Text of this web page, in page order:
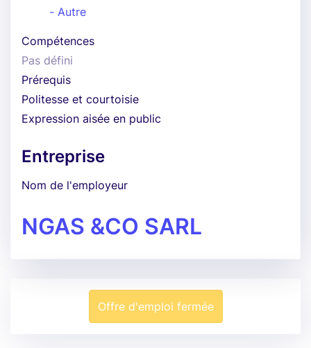
- Autre
Compétences
Pas défini
Prérequis
Politesse et courtoisie
Expression aisée en public
Entreprise
Nom de l'employeur
NGAS &CO SARL
Offre d'emploi fermée